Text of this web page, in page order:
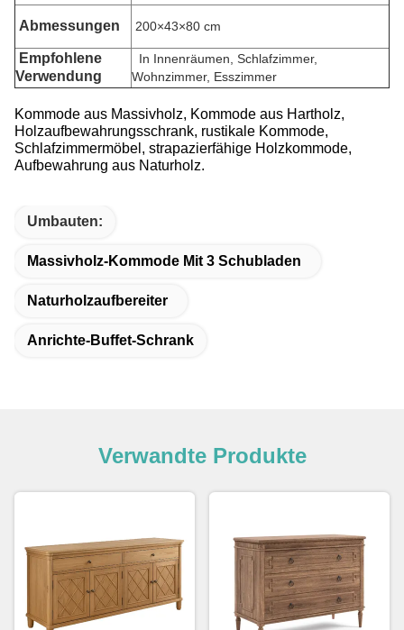
Abmessungen 200×43×80 cm
Empfohlene
Verwendung
In Innenräumen, Schlafzimmer,
Wohnzimmer, Esszimmer
Kommode aus Massivholz, Kommode aus Hartholz,
Holzaufbewahrungsschrank, rustikale Kommode,
Schlafzimmermöbel, strapazierfähige Holzkommode,
Aufbewahrung aus Naturholz.
Umbauten:
Massivholz-Kommode Mit 3 Schubladen
Naturholzaufbereiter
Anrichte-Buffet-Schrank
Verwandte Produkte